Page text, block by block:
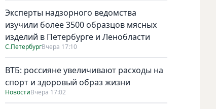
Эксперты надзорного ведомства
изучили более 3500 образцов мясных
изделий в Петербурге и Ленобласти
С.ПетербургВчера 17:10
ВТБ: россияне увеличивают расходы на
спорт и здоровый образ жизни
НовостиВчера 17:02